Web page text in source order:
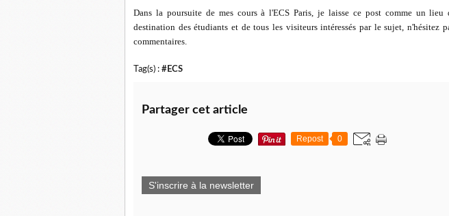
Dans la poursuite de mes cours à l'ECS Paris, je laisse ce post comme un lieu
destination des étudiants et de tous les visiteurs intéressés par le sujet, n'hésitez
commentaires.
Tag(s) : #ECS
Partager cet article
Repost 0
S'inscrire à la newsletter